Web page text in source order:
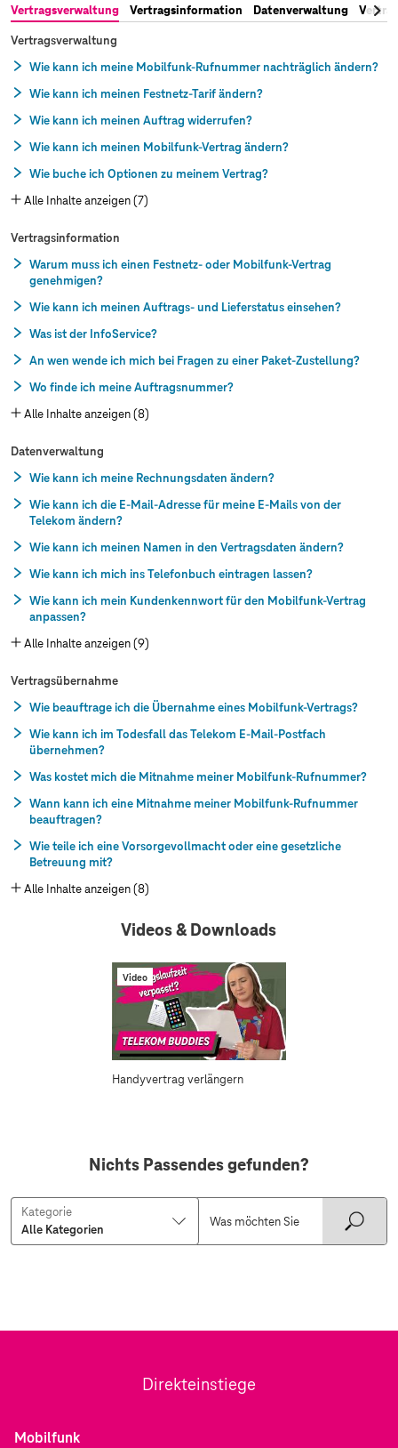
erfahren Sie hier.
Wie kann ich meinen Namen in den Vertragsdaten ändern?
Vertragsverwaltung Vertragsinformation Datenverwaltung
Vertragsverwaltung
Wie kann ich meine Mobilfunk-Rufnummer nachträglich ändern?
Wie kann ich meinen Festnetz-Tarif ändern?
Wie kann ich meinen Auftrag widerrufen?
Wie kann ich meinen Mobilfunk-Vertrag ändern?
Wie buche ich Optionen zu meinem Vertrag?
Alle Inhalte anzeigen (7)
Vertragsinformation
Warum muss ich einen Festnetz- oder Mobilfunk-Vertrag
genehmigen?
Wie kann ich meinen Auftrags- und Lieferstatus einsehen?
Was ist der InfoService?
An wen wende ich mich bei Fragen zu einer Paket-Zustellung?
Wo finde ich meine Auftragsnummer?
Alle Inhalte anzeigen (8)
Datenverwaltung
Wie kann ich meine Rechnungsdaten ändern?
Wie kann ich die E-Mail-Adresse für meine E-Mails von der
Telekom ändern?
Wie kann ich meinen Namen in den Vertragsdaten ändern?
Wie kann ich mich ins Telefonbuch eintragen lassen?
Wie kann ich mein Kundenkennwort für den Mobilfunk-Vertrag
anpassen?
Alle Inhalte anzeigen (9)
Vertragsübernahme
Wie beauftrage ich die Übernahme eines Mobilfunk-Vertrags?
Wie kann ich im Todesfall das Telekom E-Mail-Postfach
übernehmen?
Was kostet mich die Mitnahme meiner Mobilfunk-Rufnummer?
Wann kann ich eine Mitnahme meiner Mobilfunk-Rufnummer
beauftragen?
Wie teile ich eine Vorsorgevollmacht oder eine gesetzliche
Betreuung mit?
Alle Inhalte anzeigen (8)
Videos & Downloads
Video
Handyvertrag verlängern
Nichts Passendes gefunden?
Kategorie
Direkteinstiege
Mobilfunk